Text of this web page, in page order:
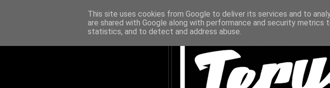
This site uses cookies from Google to deliver its services and to
are shared with Google along with performance and security metrics
statistics, and to detect and address abuse.